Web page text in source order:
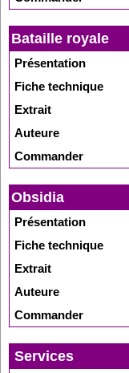
Bataille royale
Présentation
Fiche technique
Extrait
Auteure
Commander
Obsidia
Présentation
Fiche technique
Extrait
Auteure
Commander
Services